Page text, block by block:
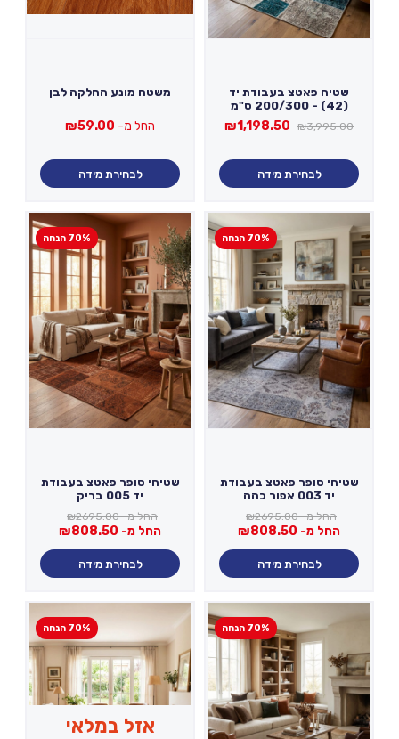
שטיח פאטצ בעבודת יד
(42) - 200/300 ס"מ
₪3,995.00
המחיר
₪3,995.00.
₪1,198.50
המחיר
₪1,198.50.
לבחירת מידה
משטח מונע החלקה לבן
החל מ- ₪59.00
לבחירת מידה
70% הנחה
שטיחי סופר פאטצ בעבודת
יד 003 אפור כהה
החל מ- ₪2695.00
החל מ- ₪808.50
לבחירת מידה
70% הנחה
שטיחי סופר פאטצ בעבודת
יד 005 בריק
החל מ- ₪2695.00
החל מ- ₪808.50
לבחירת מידה
70% הנחה
אזל במלאי
70% הנחה